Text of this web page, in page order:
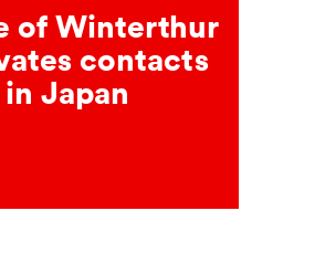
of Winterthur
contacts
in Japan